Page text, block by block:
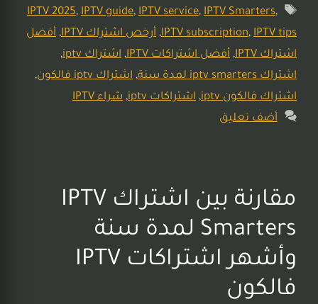
IPTV 2025,IPTV guide,IPTV service,IPTV Smarters,
IPTV subscription, IPTV tips
, أرخص اشتراك IPTV , أفضل
اشتراك IPTV
, أفضل اشتراكات IPTV , اشتراك iptv
,
اشتراك iptv smarters لمدة سنة
, اشتراك iptv فالكون
,
اشتراك فالكون iptv
, اشتراكات iptv , شراء IPTV
أضف تعليق
مقارنة بين اشتراك IPTV
Smarters لمدة سنة
وأشهر اشتراكات IPTV
فالكون